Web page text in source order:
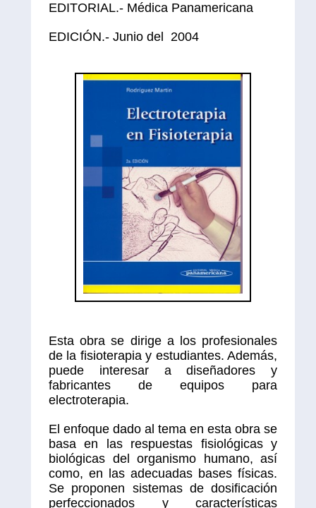
EDITORIAL.- Médica Panamericana
EDICIÓN.- Junio del 2004
Esta obra se dirige a los profesionales
de la fisioterapia y estudiantes. Además,
puede interesar a diseñadores y
fabricantes de equipos para
electroterapia.
El enfoque dado al tema en esta obra se
basa en las respuestas fisiológicas y
biológicas del organismo humano, así
como, en las adecuadas bases físicas.
Se proponen sistemas de dosificación
perfeccionados y características